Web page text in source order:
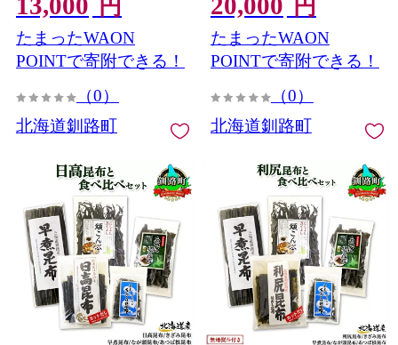
北海道 釧路町 釧路超 特産
品
円
たまったWAON
POINTで寄附できる！
（0）
北海道釧路町
詰め合わせ 保存食 乾物 無
地熨斗 熨斗 のし 北連物産
きたれん 20000円の返礼品
町 釧路超 特産品
円
たまったWAON
POINTで寄附できる！
（0）
北海道釧路町